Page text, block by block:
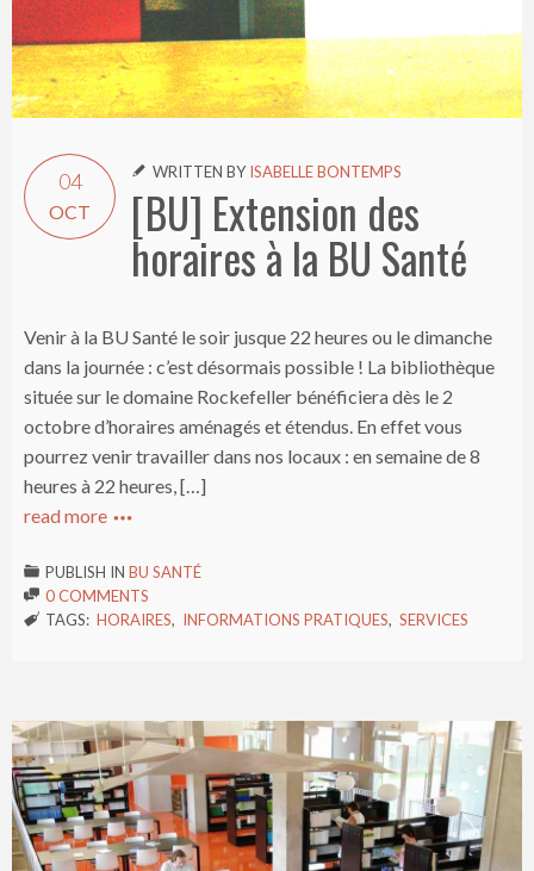
04
OCT
 WRITTEN BYISABELLE BONTEMPS
[BU] Extension des
horaires à la BU Santé
Venir à la BU Santé le soir jusque 22 heures ou le dimanche
dans la journée : c’est désormais possible ! La bibliothèque
située sur le domaine Rockefeller bénéficiera dès le 2
octobre d’horaires aménagés et étendus. En effet vous
pourrez venir travailler dans nos locaux : en semaine de 8
heures à 22 heures, […]
read more 
 PUBLISH IN BU SANTÉ
 0 COMMENTS
 TAGS: HORAIRES, INFORMATIONS PRATIQUES, SERVICES